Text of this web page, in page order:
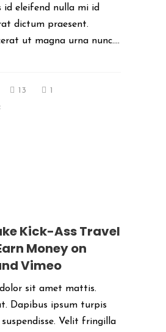
id eleifend nulla mi id
dictum praesent.
ut magna urna nunc....
13
1
Kick-Ass Travel
Money on
Vimeo
sit amet mattis.
Dapibus ipsum turpis
Velit fringilla